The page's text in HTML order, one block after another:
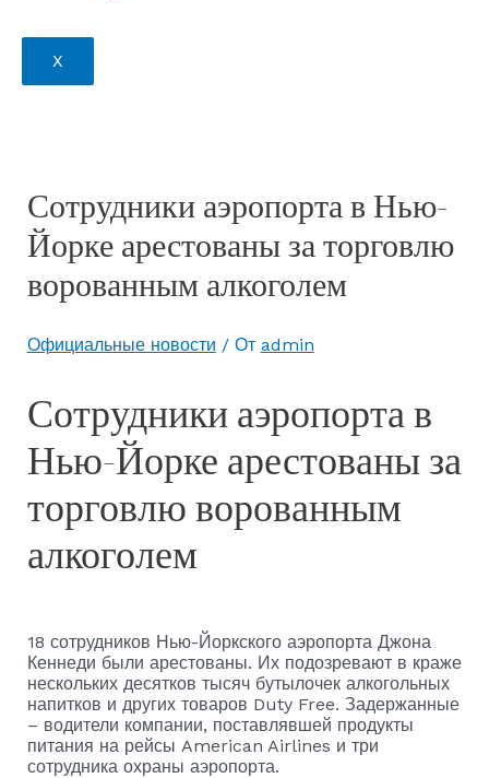
X
Сотрудники аэропорта в Нью-
Йорке арестованы за торговлю
ворованным алкоголем
Официальные новости / От admin
Сотрудники аэропорта в
Нью-Йорке арестованы за
торговлю ворованным
алкоголем
18 сотрудников Нью-Йоркского аэропорта Джона
Кеннеди были арестованы. Их подозревают в краже
нескольких десятков тысяч бутылочек алкогольных
напитков и других товаров Duty Free. Задержанные
– водители компании, поставлявшей продукты
питания на рейсы American Airlines и три
сотрудника охраны аэропорта.